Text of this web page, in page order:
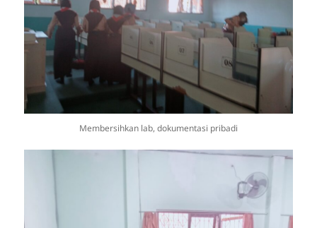
Membersihkan lab, dokumentasi pribadi